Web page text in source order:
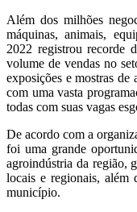
Além dos milhões
máquinas, animais,
2022 registrou recorde
volume de vendas no
exposições e mostras de
com uma vasta
todas com suas vagas
De acordo com a
foi uma grande
agroindústria da região,
locais e regionais, além
município.